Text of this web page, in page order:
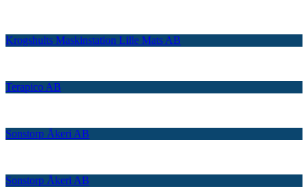
Krogshults Maskinstation Lille Mats AB
Terapico AB
Sonstorp Åkeri AB
Sonstorp Åkeri AB